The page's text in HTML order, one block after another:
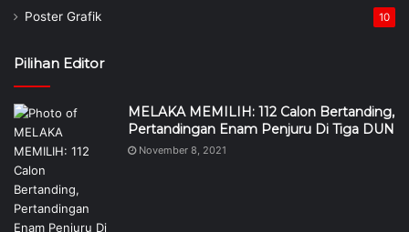
Poster Grafik 10
Pilihan Editor
MELAKA MEMILIH: 112 Calon Bertanding,
Pertandingan Enam Penjuru Di Tiga DUN
November 8, 2021